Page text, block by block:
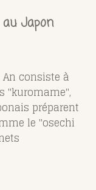
Japon
consiste à
"kuromame",
préparent
le "osechi